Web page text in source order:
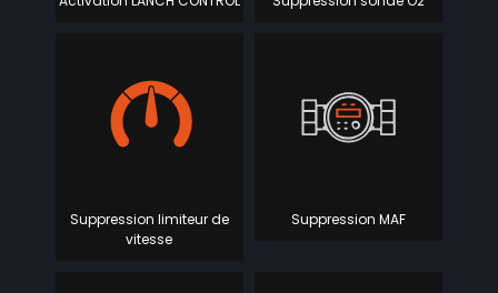
Suppression limiteur de
vitesse
Suppression MAF